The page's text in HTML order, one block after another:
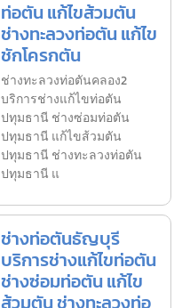
ท่อตัน แก้ไขส้วมตัน
ช่างทะลวงท่อตัน แก้ไข
ชักโครกตัน
ช่างทะลวงท่อตันคลอง2
บริการช่างแก้ไขท่อตัน
ปทุมธานี ช่างซ่อมท่อตัน
ปทุมธานี แก้ไขส้วมตัน
ปทุมธานี ช่างทะลวงท่อตัน
ปทุมธานี แ
ช่างท่อตันธัญบุรี
บริการช่างแก้ไขท่อตัน
ช่างซ่อมท่อตัน แก้ไข